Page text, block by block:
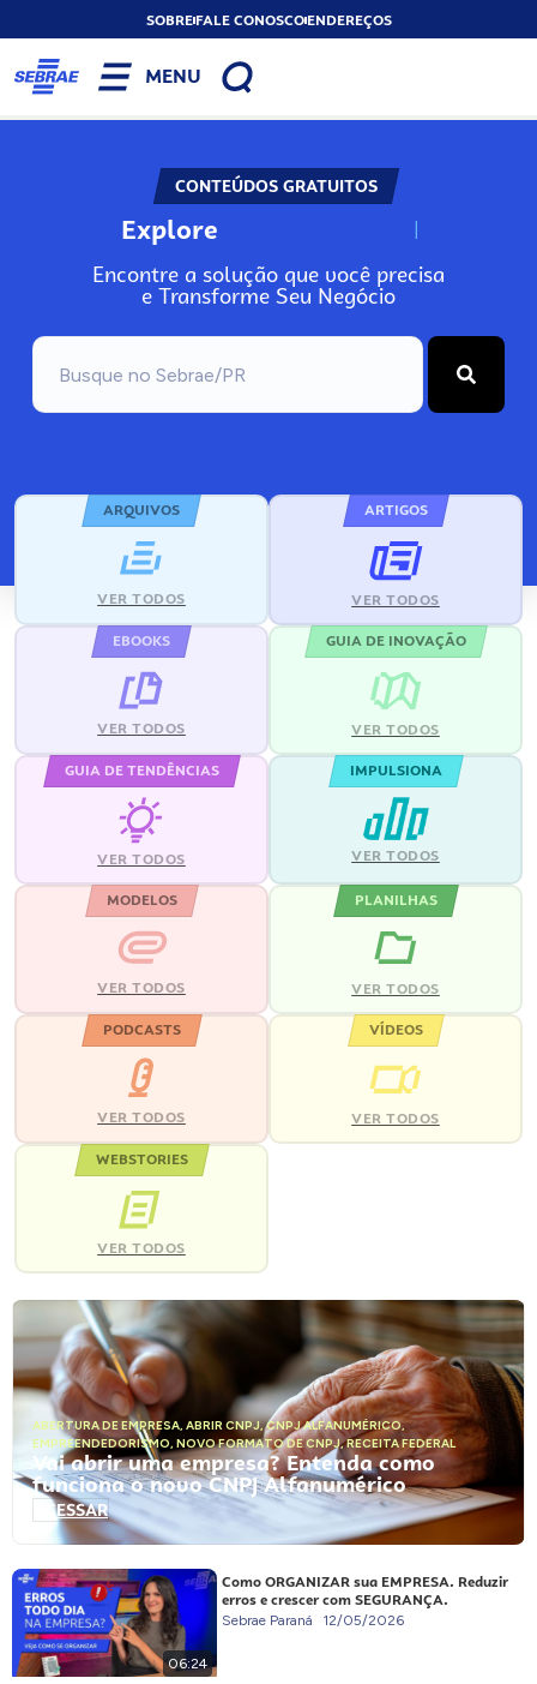
SOBREFALE CONOSCOENDEREÇOS
MENU
CONTEÚDOS GRATUITOS
Explore N
Encontre a solução que você precisa
e Transforme Seu Negócio
ARQUIVOS
VER TODOS
ARTIGOS
VER TODOS
EBOOKS
VER TODOS
GUIA DE INOVAÇÃO
VER TODOS
GUIA DE TENDÊNCIAS
VER TODOS
IMPULSIONA
VER TODOS
MODELOS
VER TODOS
PLANILHAS
VER TODOS
PODCASTS
VER TODOS
VÍDEOS
VER TODOS
WEBSTORIES
VER TODOS
ABERTURA DE EMPRESA, ABRIR CNPJ,CNPJ ALFANUMÉRICO,
EMPREENDEDORISMO, NOVO FORMATO DE CNPJ,RECEITA FEDERAL
Vai abrir uma empresa? Entenda como
funciona o novo CNPJ Alfanumérico
ACESSAR
06:24
Como ORGANIZAR sua EMPRESA. Reduzir
erros e crescer com SEGURANÇA.
Sebrae Paraná 12/05/2026